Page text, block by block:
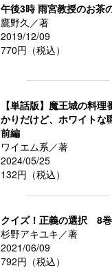
午後3時 雨宮教授のお
鷹野久／著
2019/12/09
770円（税込）
【単話版】魔王城の料
かりだけど、ホワイト
前編
ワイエム系／著
2024/05/25
132円（税込）
クイズ！正義の選択 8巻
杉野アキユキ／著
2021/06/09
792円（税込）